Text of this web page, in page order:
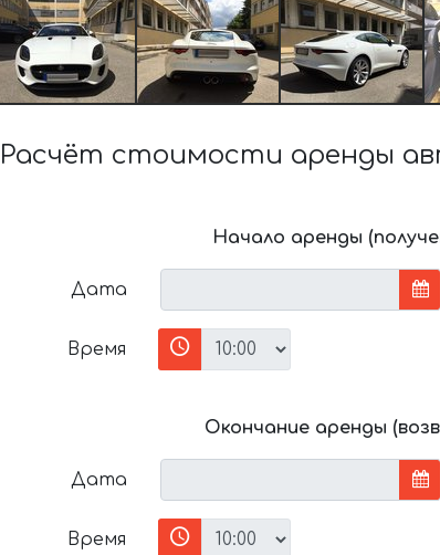
Расчёт стоимости аренды
Начало аренды
Дата
Время
Окончание аренды
Дата
Время